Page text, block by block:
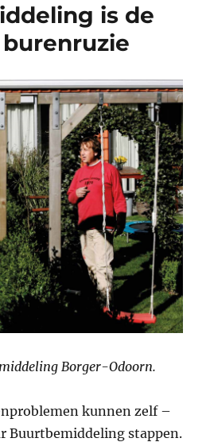
is de
Borger-Odoorn.
kunnen zelf –
Buurtbemiddeling stappen.